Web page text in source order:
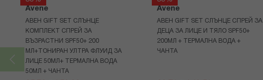
Avene
АВЕН GIFT SET СЛЪНЦЕ
КОМПЛЕКТ СПРЕЙ ЗА
ВЪЗРАСТНИ SPF50+ 200
МЛ+ТОНИРАН УЛТРА ФЛУИД ЗА
ЛИЦЕ 50МЛ+ ТЕРМАЛНА ВОДА
50МЛ + ЧАНТА
Avene
АВЕН GIFT SET СЛЪНЦЕ СПРЕЙ ЗА
ДЕЦА ЗА ЛИЦЕ И ТЯЛО SPF50+
200МЛ + ТЕРМАЛНА ВОДА +
ЧАНТА